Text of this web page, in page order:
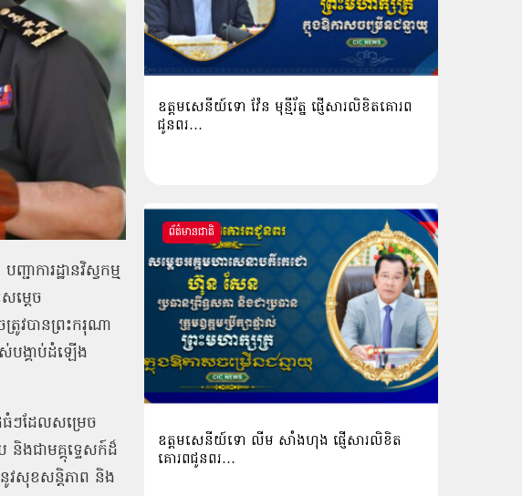
ាការដ្ឋានវិស្វកម្ម
ដេច
រូវបានព្រះករុណា
បង្គាប់ដំឡើង
ធំៗដែលសម្រេច
និងជាមគ្គុទ្ទេសក៍ដ៏
នូវសុខសន្តិភាព និង
ឧត្តមសេនីយ៍ទោ វ៉ែន មុន្មីរ័ត្ន ផ្ញើសារលិខិតគោរព
ជូនពរ…
ព័ត៌មានជាតិ
ឧត្តមសេនីយ៍ទោ លីម​ សាំង​ហុង​ ផ្ញើសារលិខិត
គោរពជូនពរ…